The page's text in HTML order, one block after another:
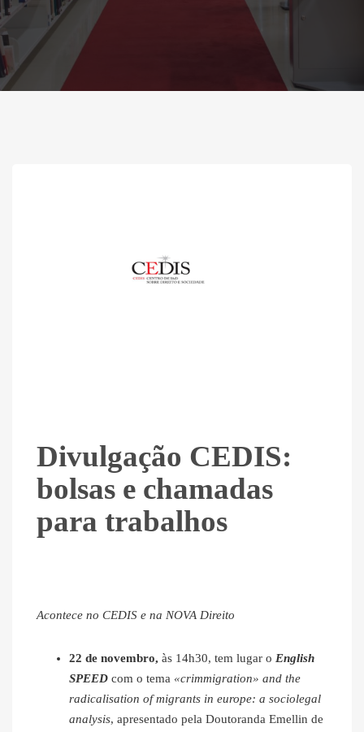
Divulgação CEDIS:
bolsas e chamadas
para trabalhos
Acontece no CEDIS e na NOVA Direito
22 de novembro, às 14h30, tem lugar o English
SPEED com o tema «crimmigration» and the
radicalisation of migrants in europe: a sociolegal
analysis, apresentado pela Doutoranda Emellin de